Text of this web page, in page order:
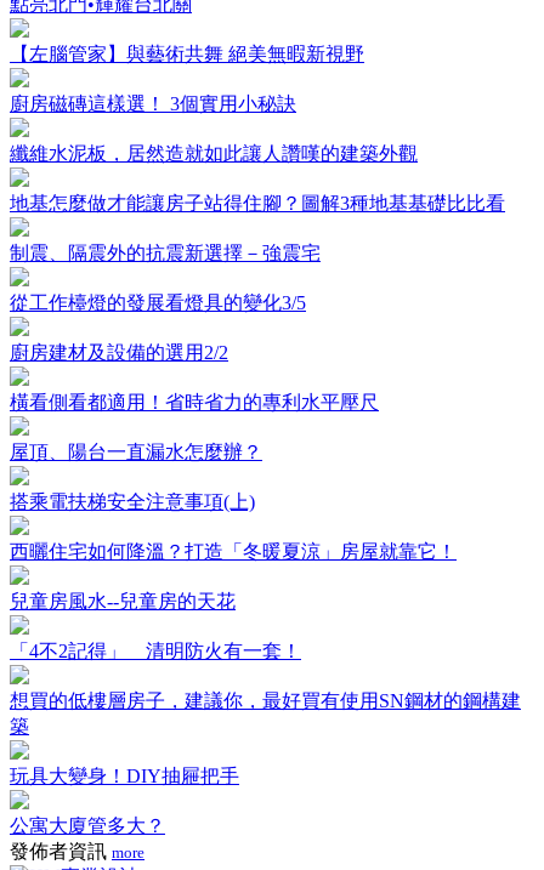
點亮北門•輝耀台北關
【左腦管家】與藝術共舞 絕美無暇新視野
廚房磁磚這樣選！ 3個實用小秘訣
纖維水泥板，居然造就如此讓人讚嘆的建築外觀
地基怎麼做才能讓房子站得住腳？圖解3種地基基礎比比看
制震、隔震外的抗震新選擇－強震宅
從工作檯燈的發展看燈具的變化3/5
廚房建材及設備的選用2/2
橫看側看都適用！省時省力的專利水平壓尺
屋頂、陽台一直漏水怎麼辦？
搭乘電扶梯安全注意事項(上)
西曬住宅如何降溫？打造「冬暖夏涼」房屋就靠它！
兒童房風水--兒童房的天花
「4不2記得」 清明防火有一套！
想買的低樓層房子，建議你，最好買有使用SN鋼材的鋼構建
築
玩具大變身！DIY抽屜把手
公寓大廈管多大？
發佈者資訊 more